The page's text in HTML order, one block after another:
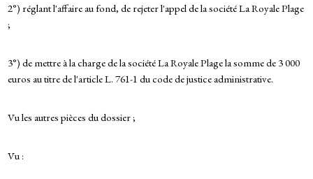
2°) réglant l'affaire au fond, de rejeter l'appel de la société La Royale Plage
;
3°) de mettre à la charge de la société La Royale Plage la somme de 3 000
euros au titre de l'article L. 761-1 du code de justice administrative.
Vu les autres pièces du dossier ;
Vu :